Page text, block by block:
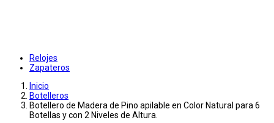
Relojes
Zapateros
Inicio
Botelleros
Botellero de Madera de Pino apilable en Color Natural para 6
Botellas y con 2 Niveles de Altura.